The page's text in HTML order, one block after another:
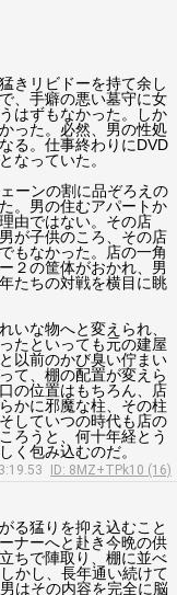
きリビドーを持て余し
、手癖の悪い墓守に女
はずもなかった。しか
った。必然、男の性処
る。仕事終わりにDVD
なっていた。
ーンの割に品ぞろえの
。男の住むアパートか
由ではない。その店
が子供のころ、その店
もなかった。店の一角
２の筐体がおかれ、男
たちの対戦を横目に眺
な物へと変えられ、
たといっても元の建屋
以前のかび臭い佇まい
て、棚の配置が変えら
の位置はもちろん、店
かに邪魔な柱、その柱
していつの時代も店の
ろうと、何十年経とう
く包み込むのだ。
ID: 8MZ+TPk10 (16)
る猛りを抑え込むこと
ナーへと赴き今晩の供
ちで陣取り、棚に並べ
かし、長年通い続けて
はその内容を完全に脳